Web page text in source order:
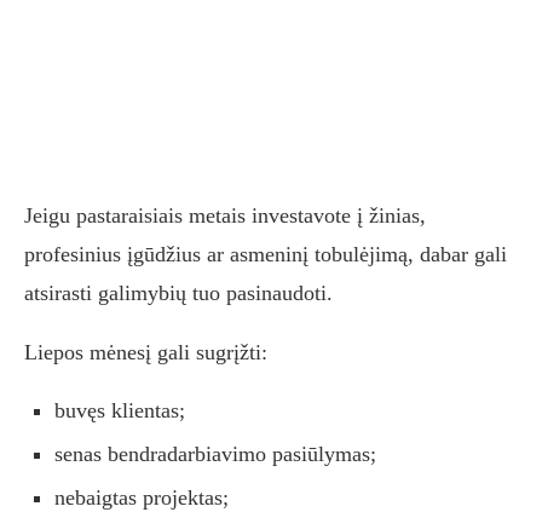
Jeigu pastaraisiais metais investavote į žinias,
profesinius įgūdžius ar asmeninį tobulėjimą, dabar gali
atsirasti galimybių tuo pasinaudoti.
Liepos mėnesį gali sugrįžti:
buvęs klientas;
senas bendradarbiavimo pasiūlymas;
nebaigtas projektas;